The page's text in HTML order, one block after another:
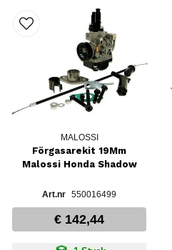
MALOSSI
Förgasarekit 19Mm
Malossi Honda Shadow
550016499
€ 142,44